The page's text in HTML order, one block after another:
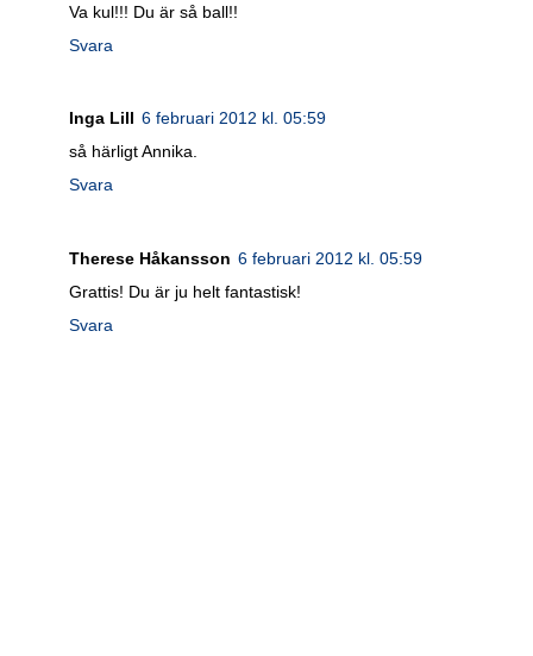
Va kul!!! Du är så ball!!
Svara
Inga Lill 6 februari 2012 kl. 05:59
så härligt Annika.
Svara
Therese Håkansson 6 februari 2012 kl. 05:59
Grattis! Du är ju helt fantastisk!
Svara